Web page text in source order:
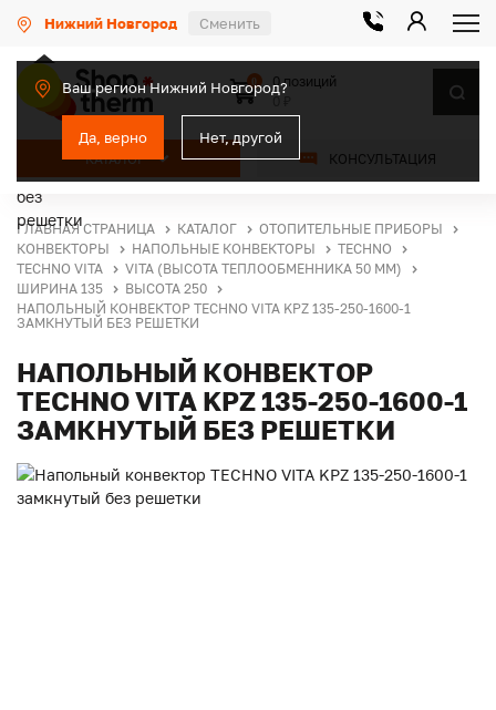
Нижний Новгород Сменить
Ваш регион Нижний Новгород?
Да, верно Нет, другой
КАТАЛОГ КОНСУЛЬТАЦИЯ
0
0 позиций
ГЛАВНАЯ СТРАНИЦА КАТАЛОГ
ОТОПИТЕЛЬНЫЕ ПРИБОРЫ
КОНВЕКТОРЫ
НАПОЛЬНЫЕ КОНВЕКТОРЫ
TECHNO
TECHNO VITA
VITA (ВЫСОТА ТЕПЛООБМЕННИКА 50 ММ)
ШИРИНА 135
ВЫСОТА 250
НАПОЛЬНЫЙ КОНВЕКТОР TECHNO VITA KPZ 135-250-1600-1
ЗАМКНУТЫЙ БЕЗ РЕШЕТКИ
НАПОЛЬНЫЙ КОНВЕКТОР
TECHNO VITA KPZ 135-250-1600-1
ЗАМКНУТЫЙ БЕЗ РЕШЕТКИ